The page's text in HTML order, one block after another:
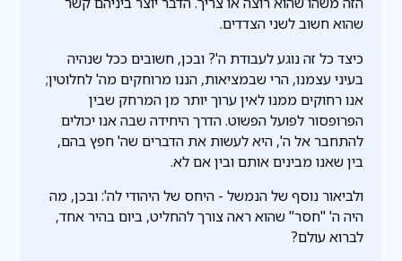
שהוא חשוב לשני הצדדים.
כיצד כל זה נוגע לעבודת ה'? ובכן, חשובים ככל שנהיה
בעיני עצמנו, הרי שבמציאות, הננו מרוחקים מה' לחלוטין;
אנו רחוקים ממנו לאין ערוך יותר מן המרחק שבין
הפרופסור לפועל הפשוט. הדרך היחידה שבה אנו יכולים
להתחבר אל ה', היא לעשות את הדברים שה' חפץ בהם,
בין שאנו מבינים אותם ובין אם לא.
ולביאור נוסף של הנמשל - היחס של היהודי לה': ובכן, מה
היה ה' "חסר" שהוא ראה צורך להחליט, ביום בהיר אחד,
לברוא עולם?